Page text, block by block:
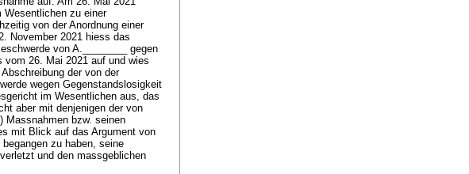
Wesentlichen zu einer
von der Anordnung einer
November 2021 hiess das
von A.________ gegen
26. Mai 2021 auf und wies
der von der
wegen Gegenstandslosigkeit
im Wesentlichen aus, das
aber mit denjenigen der von
Massnahmen bzw. seinen
mit Blick auf das Argument von
zu haben, seine
und den massgeblichen